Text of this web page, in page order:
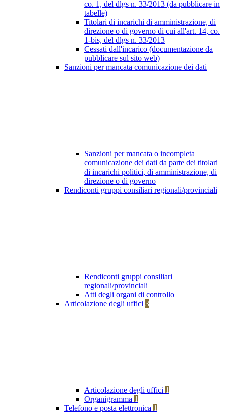
co. 1, del dlgs n. 33/2013 (da pubblicare in
tabelle)
Titolari di incarichi di amministrazione, di
direzione o di governo di cui all'art. 14, co.
1-bis, del dlgs n. 33/2013
Cessati dall'incarico (documentazione da
pubblicare sul sito web)
Sanzioni per mancata comunicazione dei dati
Sanzioni per mancata o incompleta
comunicazione dei dati da parte dei titolari
di incarichi politici, di amministrazione, di
direzione o di governo
Rendiconti gruppi consiliari regionali/provinciali
Rendiconti gruppi consiliari
regionali/provinciali
Atti degli organi di controllo
Articolazione degli uffici 3
Articolazione degli uffici 1
Organigramma 1
Telefono e posta elettronica 1